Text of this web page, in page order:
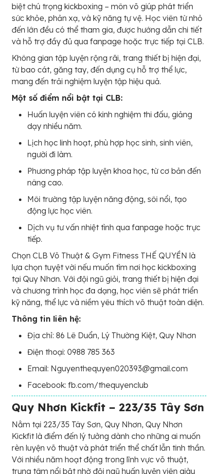
biệt chú trọng kickboxing – môn võ giúp phát triển
sức khỏe, phản xạ, và kỹ năng tự vệ. Học viên từ nhỏ
đến lớn đều có thể tham gia, được hướng dẫn chi tiết
và hỗ trợ đầy đủ qua fanpage hoặc trực tiếp tại CLB.
Không gian tập luyện rộng rãi, trang thiết bị hiện đại,
từ bao cát, găng tay, đến dụng cụ hỗ trợ thể lực,
mang đến trải nghiệm luyện tập hiệu quả.
Một số điểm nổi bật tại CLB:
Huấn luyện viên có kinh nghiệm thi đấu, giảng
dạy nhiều năm.
Lịch học linh hoạt, phù hợp học sinh, sinh viên,
người đi làm.
Phương pháp tập luyện khoa học, từ cơ bản đến
nâng cao.
Môi trường tập luyện năng động, sôi nổi, tạo
động lực học viên.
Dịch vụ tư vấn nhiệt tình qua fanpage hoặc trực
tiếp.
Chọn CLB Võ Thuật & Gym Fitness THẾ QUYỀN là
lựa chọn tuyệt vời nếu muốn tìm nơi học kickboxing
tại Quy Nhơn. Với đội ngũ giỏi, trang thiết bị hiện đại
và chương trình học đa dạng, học viên sẽ phát triển
kỹ năng, thể lực và niềm yêu thích võ thuật toàn diện.
Thông tin liên hệ:
Địa chỉ: 86 Lê Duẩn, Lý Thường Kiệt, Quy Nhơn
Điện thoại: 0988 785 363
Email: Nguyenthequyen020393@gmail.com
Facebook: fb.com/thequyenclub
Quy Nhơn Kickfit – 223/35 Tây Sơn
Nằm tại 223/35 Tây Sơn, Quy Nhơn, Quy Nhơn
Kickfit là điểm đến lý tưởng dành cho những ai muốn
rèn luyện võ thuật và phát triển thể chất lẫn tinh thần.
Với nhiều năm hoạt động trong lĩnh vực võ thuật,
trung tâm nổi bật nhờ đội ngũ huấn luyện viên giàu